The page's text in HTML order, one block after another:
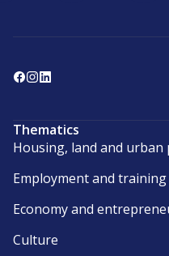
Thematics
Housing, land and urban
Employment and training
Economy and
Culture